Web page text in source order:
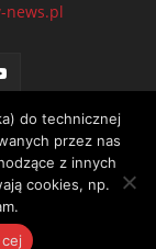
news.pl
portalu
Wszystkie prawa
do technicznej
przez nas
z innych
cookies, np.